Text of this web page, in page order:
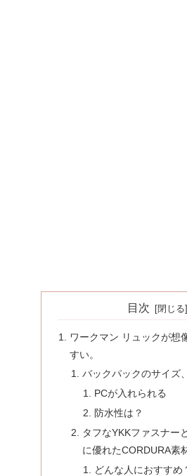
目次
ワークマン リュックが想
すい。
バックパックのサイズ
PCが入れられる
防水性は？
タフなYKKファスナー
に優れたCORDURA素
どんな人におすすめ